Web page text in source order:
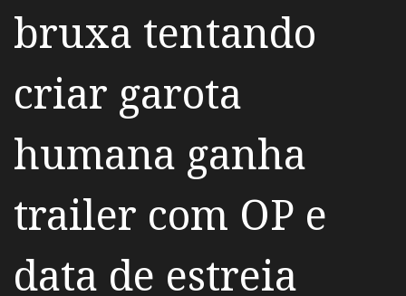
bruxa tentando
criar garota
humana ganha
trailer com OP e
data de estreia